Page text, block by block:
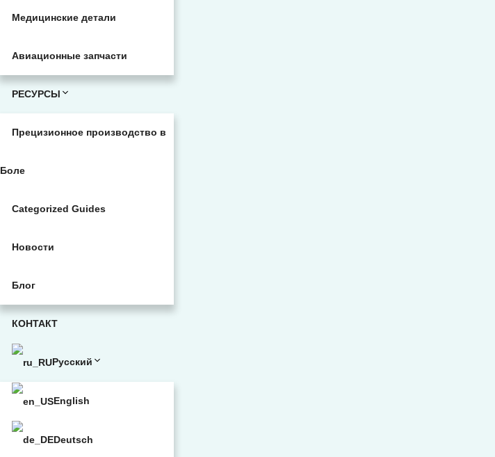
Медицинские детали
Авиационные запчасти
РЕСУРСЫ
Прецизионное производство в
Боле
Categorized Guides
Новости
Блог
КОНТАКТ
Русский
English
Deutsch